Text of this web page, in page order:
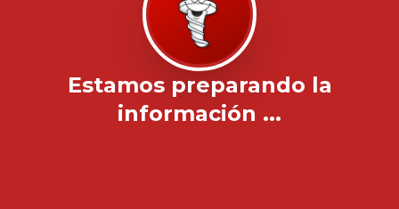
Estamos preparando la
información ...